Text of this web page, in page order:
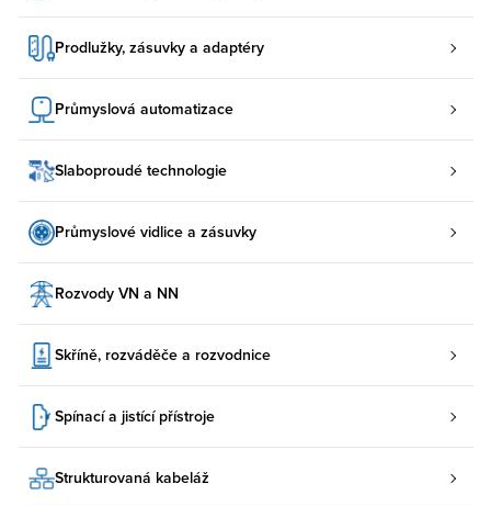
Prodlužky, zásuvky a adaptéry
Průmyslová automatizace
Slaboproudé technologie
Průmyslové vidlice a zásuvky
Rozvody VN a NN
Skříně, rozváděče a rozvodnice
Spínací a jistící přístroje
Strukturovaná kabeláž